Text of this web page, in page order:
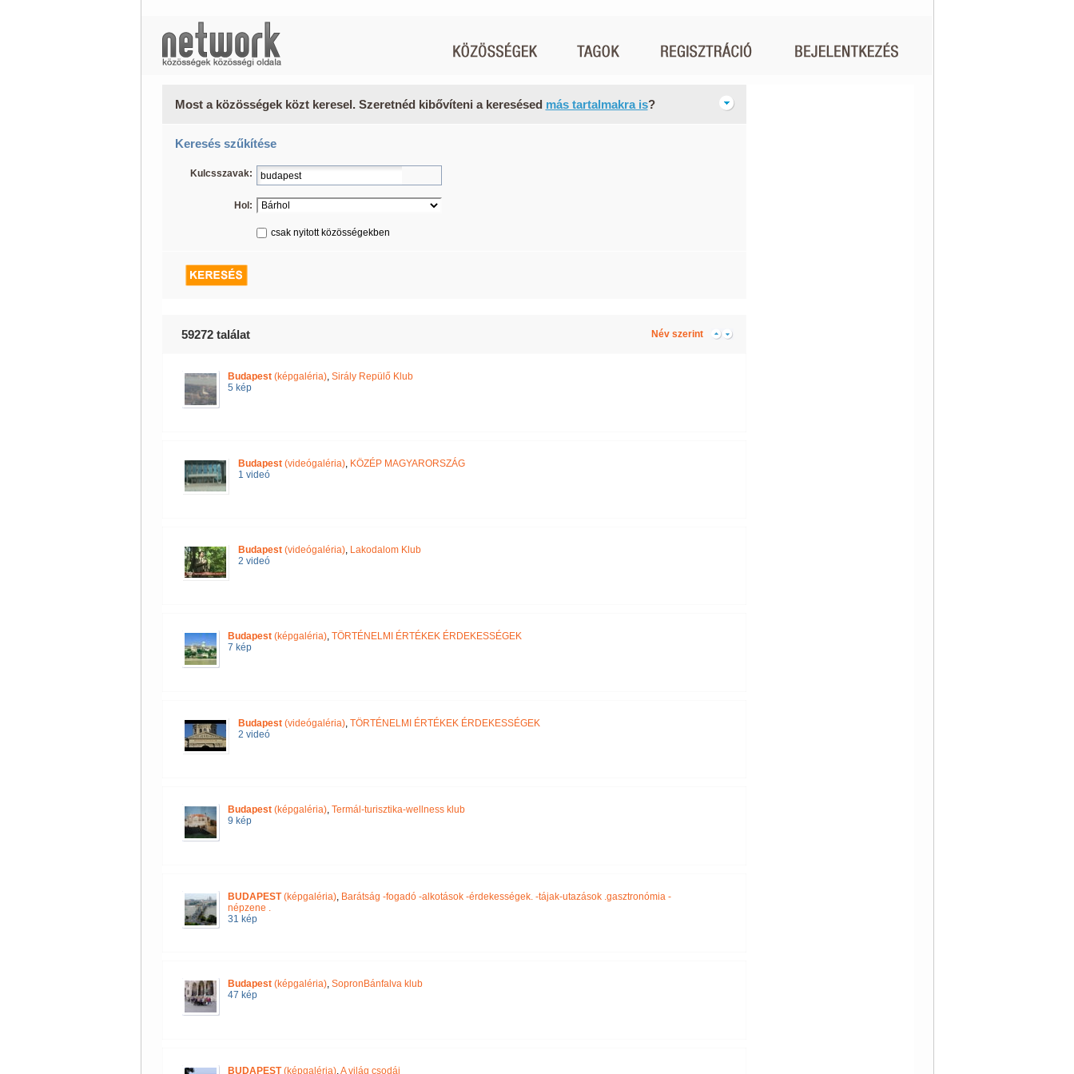
Most a közösségek közt keresel. Szeretnéd kibővíteni a keresésed más tartalmakra is?
Keresés szűkítése
Kulcsszavak:
Hol:
csak nyitott közösségekben
59272 találat Név szerint
Budapest(képgaléria), Sirály Repülő Klub
5 kép
Budapest(videógaléria), KÖZÉP MAGYARORSZÁG
1 videó
Budapest(videógaléria), Lakodalom Klub
2 videó
Budapest(képgaléria), TÖRTÉNELMI ÉRTÉKEK ÉRDEKESSÉGEK
7 kép
Budapest(videógaléria), TÖRTÉNELMI ÉRTÉKEK ÉRDEKESSÉGEK
2 videó
Budapest(képgaléria), Termál-turisztika-wellness klub
9 kép
BUDAPEST(képgaléria), Barátság -fogadó -alkotások -érdekességek. -tájak-utazások .gasztronómia -
népzene .
31 kép
Budapest(képgaléria), SopronBánfalva klub
47 kép
BUDAPEST(képgaléria),A világ csodái